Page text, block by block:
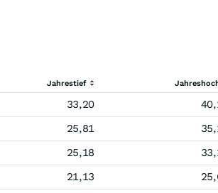
Jahrestief
33,20
25,81
25,18
21,13